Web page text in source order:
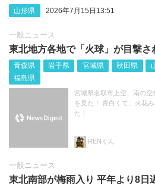
山形県 2026年7月15日13:51
一般ニュース
東北地方各地で「火球」が目撃さ
青森県 岩手県 宮城県 秋田県
福島県
宮城県名取市上空、南の
を見た！ 青白くて、火花
た！
RENくん
一般ニュース
東北南部が梅雨入り 平年より8日